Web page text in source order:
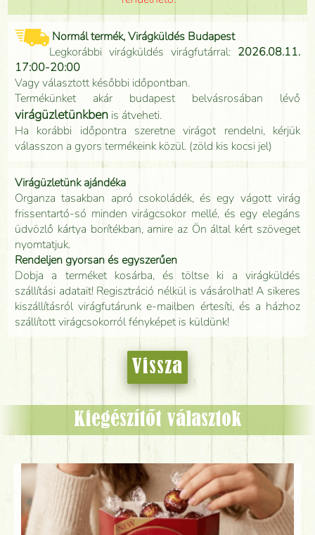
Normál termék, Virágküldés Budapest
Legkorábbi virágküldés virágfutárral: 2026.08.11.
17:00-20:00
Vagy választott későbbi időpontban.
Termékünket akár budapest belvásrosában lévő
virágüzletünkben is átveheti.
Ha korábbi időpontra szeretne virágot rendelni, kérjük
válasszon a gyors termékeink közül. (zöld kis kocsi jel)
Virágüzletünk ajándéka
Organza tasakban apró csokoládék, és egy vágott virág
frissentartó-só minden virágcsokor mellé, és egy elegáns
üdvözlő kártya borítékban, amire az Ön által kért szöveget
nyomtatjuk.
Rendeljen gyorsan és egyszerűen
Dobja a terméket kosárba, és töltse ki a virágküldés
szállítási adatait! Regisztráció nélkül is vásárolhat! A sikeres
kiszállításról virágfutárunk e-mailben értesíti, és a házhoz
szállított virágcsokorról fényképet is küldünk!
Vissza
Kiegészítőt választok